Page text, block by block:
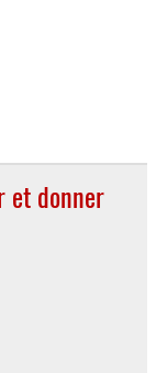
et donner